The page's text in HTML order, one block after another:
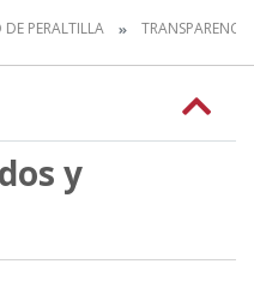
PERALTILLA TRANSPARENCIA
y